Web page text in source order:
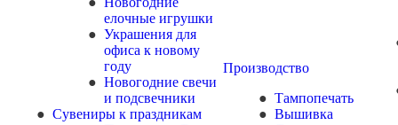
елочные игрушки
Украшения для
офиса к новому
году
Новогодние свечи
и подсвечники
Сувениры к праздникам
Производство
Тампопечать
Вышивка